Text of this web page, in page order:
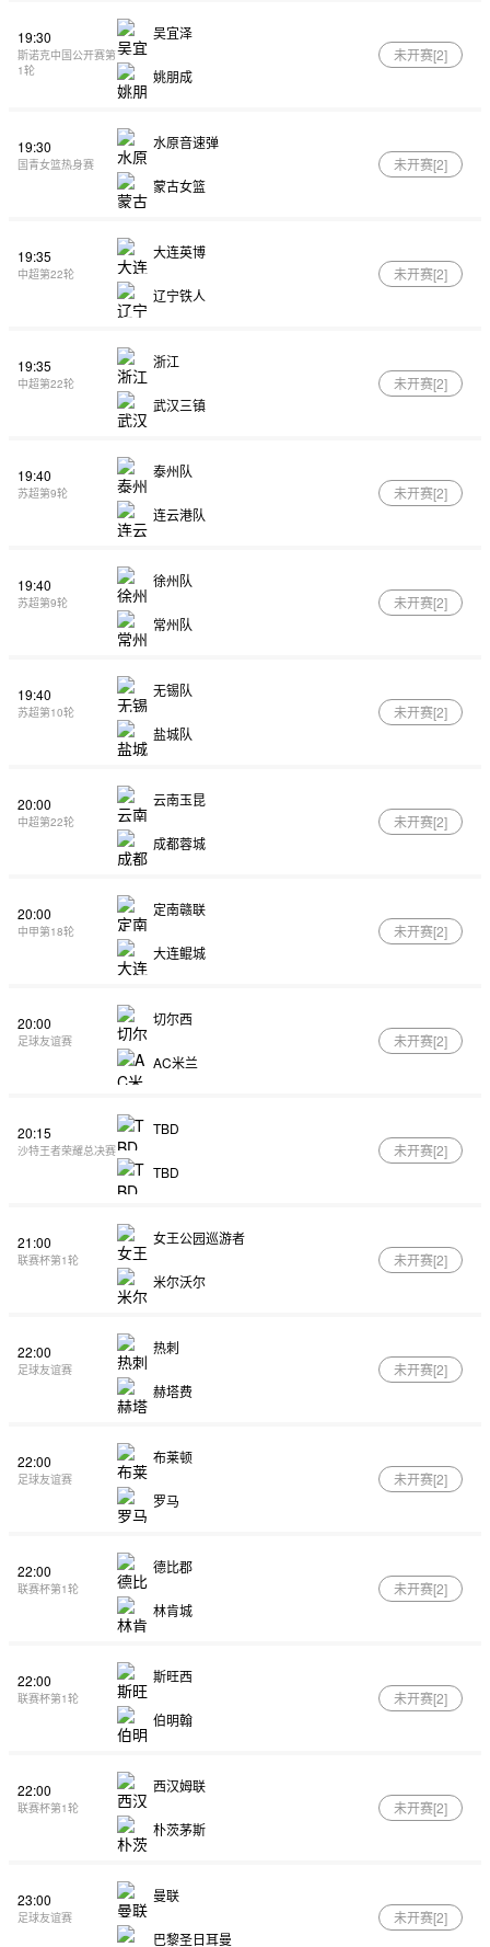
19:30
斯诺克中国公开赛第
1轮
吴宜泽
姚朋成
未开赛[2]
19:30
国青女篮热身赛
水原音速弹
蒙古女篮
未开赛[2]
19:35
中超第22轮
大连英博
辽宁铁人
未开赛[2]
19:35
中超第22轮
浙江
武汉三镇
未开赛[2]
19:40
苏超第9轮
泰州队
连云港队
未开赛[2]
19:40
苏超第9轮
徐州队
常州队
未开赛[2]
19:40
苏超第10轮
无锡队
盐城队
未开赛[2]
20:00
中超第22轮
云南玉昆
成都蓉城
未开赛[2]
20:00
中甲第18轮
定南赣联
大连鲲城
未开赛[2]
20:00
足球友谊赛
切尔西
AC米兰
未开赛[2]
20:15
沙特王者荣耀总决赛
TBD
TBD
未开赛[2]
21:00
联赛杯第1轮
女王公园巡游者
米尔沃尔
未开赛[2]
22:00
足球友谊赛
热刺
赫塔费
未开赛[2]
22:00
足球友谊赛
布莱顿
罗马
未开赛[2]
22:00
联赛杯第1轮
德比郡
林肯城
未开赛[2]
22:00
联赛杯第1轮
斯旺西
伯明翰
未开赛[2]
22:00
联赛杯第1轮
西汉姆联
朴茨茅斯
未开赛[2]
23:00
足球友谊赛
曼联
巴黎圣日耳曼
未开赛[2]